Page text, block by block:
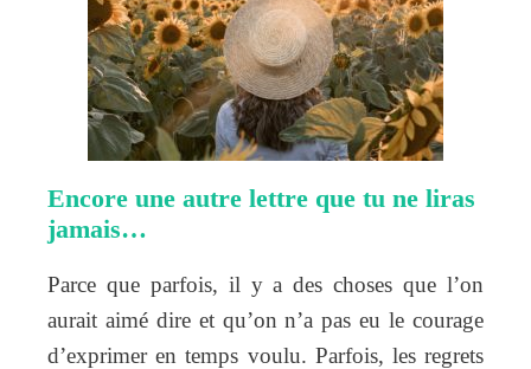
Encore une autre lettre que tu ne liras
jamais…
Parce que parfois, il y a des choses que l’on
aurait aimé dire et qu’on n’a pas eu le courage
d’exprimer en temps voulu. Parfois, les regrets